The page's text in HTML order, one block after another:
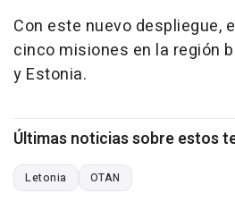
Con este nuevo despliegue,
cinco misiones en la región
y Estonia.
Últimas noticias sobre estos
Letonia OTAN